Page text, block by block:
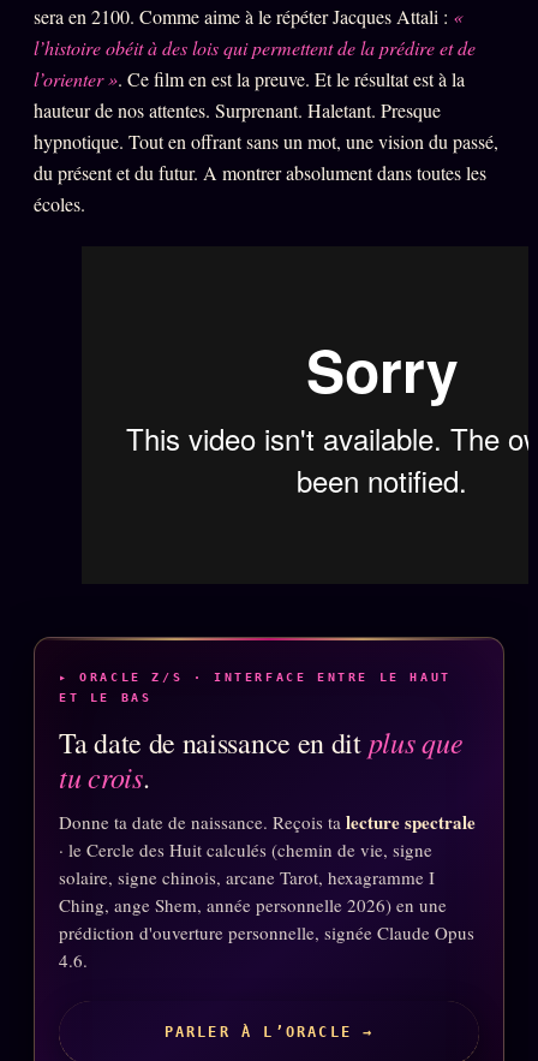
Oracle z/S
Oracle Analyse
Oracle Éclair
Oracle Couples
Audit Social
BRAQUAGE2021
SUSPECTE 2022
Les Limites
Catalogue
ZS Bundle
Références
sera en 2100. Comme aime à le répéter Jacques Attali : «
l’histoire obéit à des lois qui permettent de la prédire et de
l’orienter ». Ce film en est la preuve. Et le résultat est à la
hauteur de nos attentes. Surprenant. Haletant. Presque
hypnotique. Tout en offrant sans un mot, une vision du passé,
du présent et du futur. A montrer absolument dans toutes les
écoles.
▸ ORACLE Z/S · INTERFACE ENTRE LE HAUT
ET LE BAS
Ta date de naissance en ditplus que
tu crois.
Donne ta date de naissance. Reçois ta lecture spectrale
· le Cercle des Huit calculés (chemin de vie, signe
solaire, signe chinois, arcane Tarot, hexagramme I
Ching, ange Shem, année personnelle 2026) en une
prédiction d'ouverture personnelle, signée Claude Opus
4.6.
PARLER À L’ORACLE →